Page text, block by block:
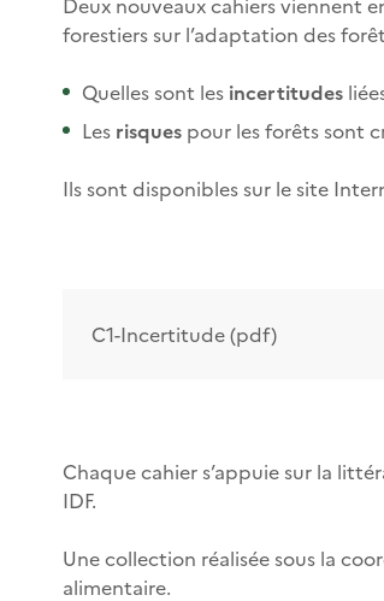
forestiers sur l’adaptation des
Quelles sont les incertitudes
Les risques pour les forêts sont
Ils sont disponibles sur le site
C1-Incertitude (pdf)
Chaque cahier s’appuie sur la
IDF.
Une collection réalisée sous la
alimentaire.